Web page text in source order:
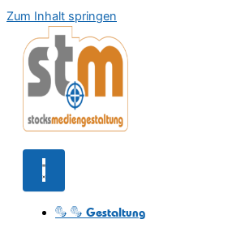
Zum Inhalt springen
Gestaltung